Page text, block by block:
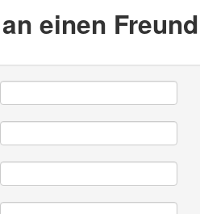
einen